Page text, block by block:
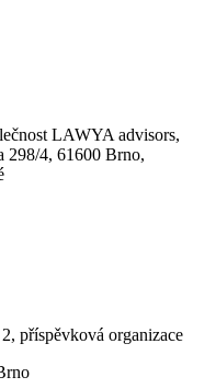
LAWYA advisors,
298/4, 61600 Brno,
příspěvková organizace